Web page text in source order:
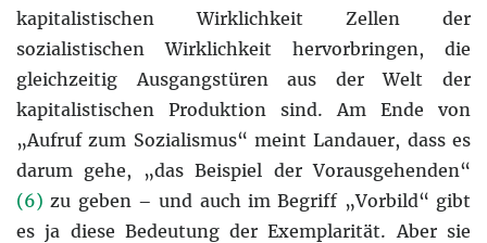
kapitalistischen Wirklichkeit Zellen der
sozialistischen Wirklichkeit hervorbringen, die
gleichzeitig Ausgangstüren aus der Welt der
kapitalistischen Produktion sind. Am Ende von
„Aufruf zum Sozialismus“ meint Landauer, dass es
darum gehe, „das Beispiel der Vorausgehenden“
(6) zu geben – und auch im Begriff „Vorbild“ gibt
es ja diese Bedeutung der Exemplarität. Aber sie